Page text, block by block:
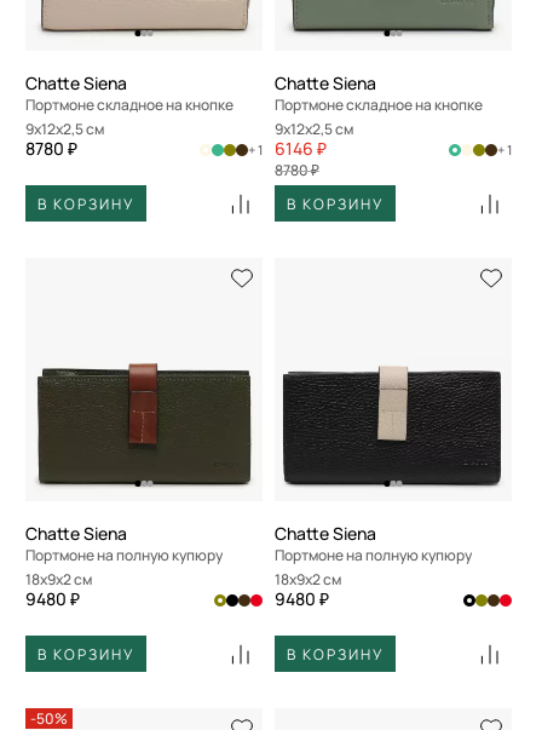
Chatte Siena
Портмоне складное на кнопке
9x12x2,5 см
8780 ₽ + 1
В КОРЗИНУ
Chatte Siena
Портмоне складное на кнопке
9x12x2,5 см
6146 ₽
8780 ₽
+ 1
В КОРЗИНУ
Chatte Siena
Портмоне на полную купюру
18x9x2 см
9480 ₽
В КОРЗИНУ
Chatte Siena
Портмоне на полную купюру
18x9x2 см
9480 ₽
В КОРЗИНУ
-50%